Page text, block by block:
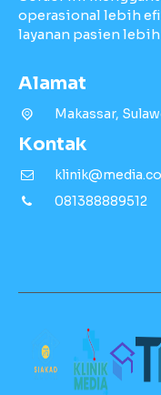
operasional lebih
layanan pasien
Alamat
Makassar,
Kontak
081388889512